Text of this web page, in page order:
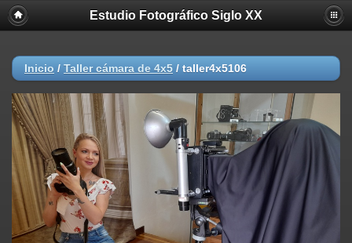
Deprecated
: substr(): Passing null to parameter #1 ($string) of type
string is deprecated in
on line 804
Estudio Fotográfico Siglo XX
Inicio / Taller cámara de 4x5 / taller4x5106